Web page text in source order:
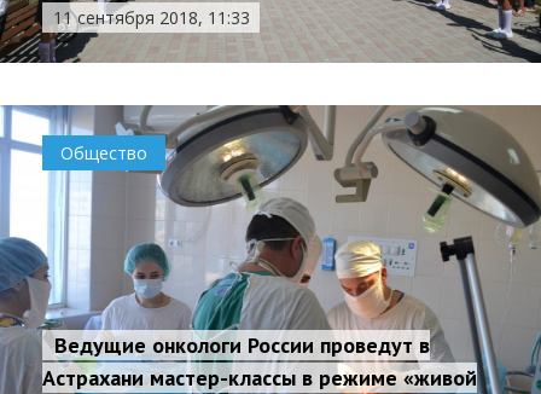
11 сентября 2018, 11:33
Общество
Ведущие онкологи России проведут в
Астрахани мастер-классы в режиме «живой